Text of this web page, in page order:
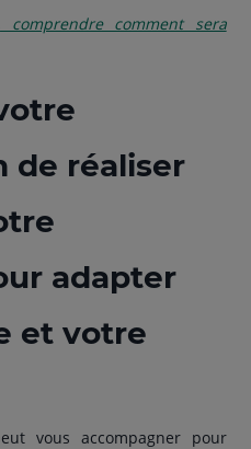
comprendre comment sera
de réaliser
adapter
et votre
vous accompagner pour